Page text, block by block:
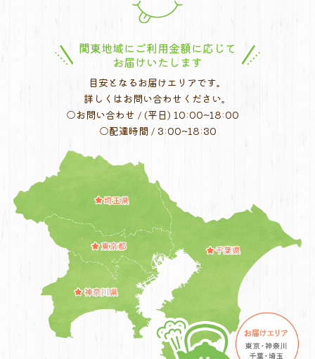
関東地域にご利用金額に応じて
お届けいたします
目安となるお届けエリアです。
詳しくはお問い合わせください。
○お問い合わせ / (平日) 10:00~18:00
○配達時間 / 3:00~18:30